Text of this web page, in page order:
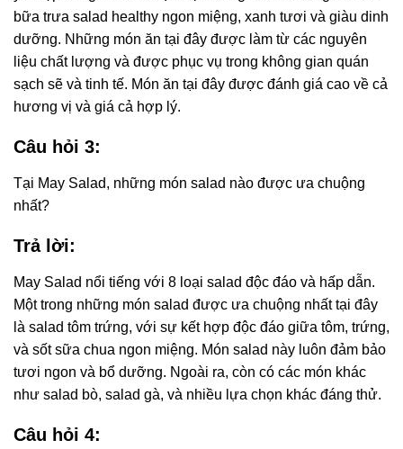
bữa trưa salad healthy ngon miệng, xanh tươi và giàu dinh
dưỡng. Những món ăn tại đây được làm từ các nguyên
liệu chất lượng và được phục vụ trong không gian quán
sạch sẽ và tinh tế. Món ăn tại đây được đánh giá cao về cả
hương vị và giá cả hợp lý.
Câu hỏi 3:
Tại May Salad, những món salad nào được ưa chuộng
nhất?
Trả lời:
May Salad nổi tiếng với 8 loại salad độc đáo và hấp dẫn.
Một trong những món salad được ưa chuộng nhất tại đây
là salad tôm trứng, với sự kết hợp độc đáo giữa tôm, trứng,
và sốt sữa chua ngon miệng. Món salad này luôn đảm bảo
tươi ngon và bổ dưỡng. Ngoài ra, còn có các món khác
như salad bò, salad gà, và nhiều lựa chọn khác đáng thử.
Câu hỏi 4: